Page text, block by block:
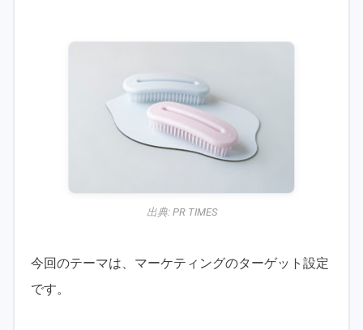
出典: PR TIMES
今回のテーマは、マーケティングのターゲット設定
です。